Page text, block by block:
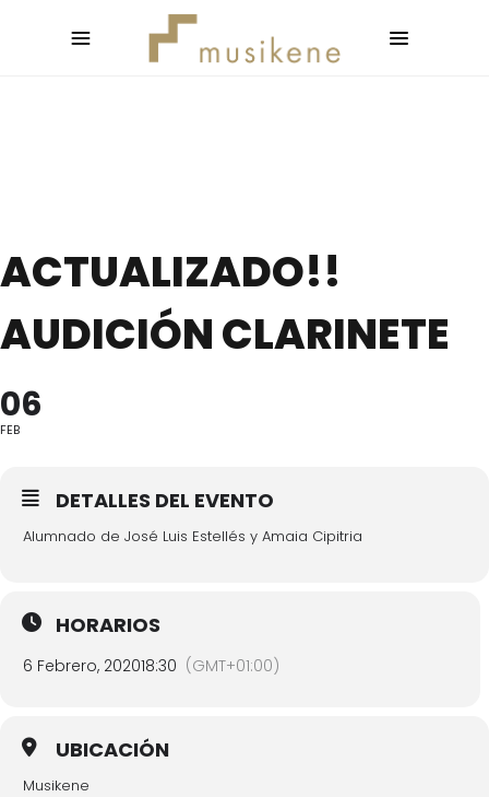
ACTUALIZADO!!
AUDICIÓN CLARINETE
06
FEB
DETALLES DEL EVENTO
Alumnado de José Luis Estellés y Amaia Cipitria
HORARIOS
6 Febrero, 202018:30 (GMT+01:00)
UBICACIÓN
Musikene